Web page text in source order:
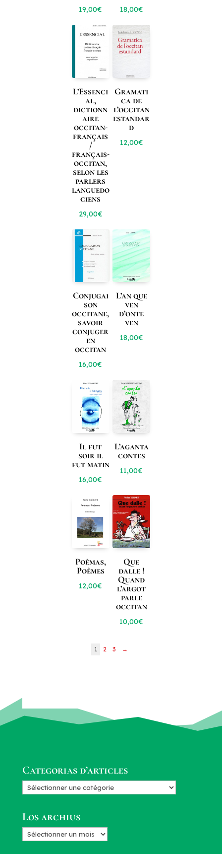
19,00€ 18,00€
L’Essenci
al,
dictionn
aire
occitan-
français
/
français-
occitan,
selon les
parlers
languedo
ciens
29,00€
Gramati
ca de
l’occitan
estandar
d
12,00€
Conjugai
son
occitane,
savoir
conjuger
en
occitan
16,00€
L’an que
ven
d’onte
ven
18,00€
Il fut
soir il
fut matin
16,00€
L’aganta
contes
11,00€
Poèmas,
Poèmes
12,00€
Que
dalle !
Quand
l’argot
parle
occitan
10,00€
1 2 3 →
Categorias d’articles
Categorias
Los archius
Los